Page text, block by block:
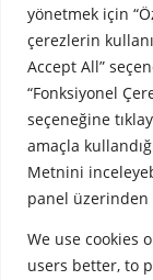
yönetmek için
çerezlerin
Accept All”
“Fonksiyonel
seçeneğine
amaçla
Metnini
panel
We use cookies
users better, to
parallax
theme